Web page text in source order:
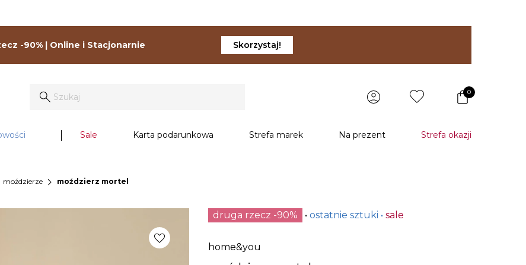
-90% | Online i Stacjonarnie Skorzystaj!
0
Sale Karta podarunkowa Strefa marek Na prezent Strefa okazji
moździerze chevron_right moździerz mortel
druga rzecz -90% ostatnie sztuki sale
home&you
favorite